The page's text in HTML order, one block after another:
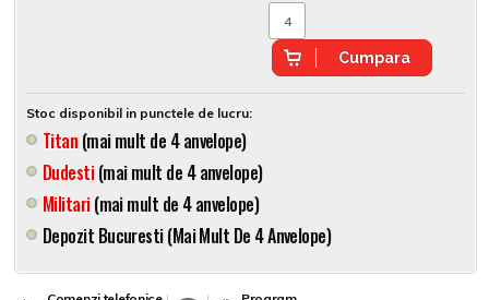
Cumpara
Stoc disponibil in punctele de lucru:
Titan (mai mult de 4 anvelope)
Dudesti(mai mult de 4 anvelope)
Militari(mai mult de 4 anvelope)
Depozit Bucuresti (mai Mult De 4 Anvelope)